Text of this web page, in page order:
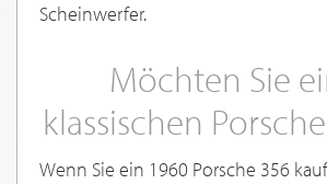
Scheinwerfer.
Möchten Sie
klassischen
Wenn Sie ein 1960 Porsche 356